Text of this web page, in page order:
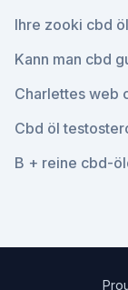
Ihre zooki cbd
Kann man cbd
Charlettes web
Cbd öl
B + reine cbd-